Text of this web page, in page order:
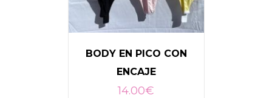
BODY EN PICO CON
ENCAJE
14.00€